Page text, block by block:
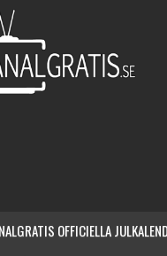
OFFICIELLA